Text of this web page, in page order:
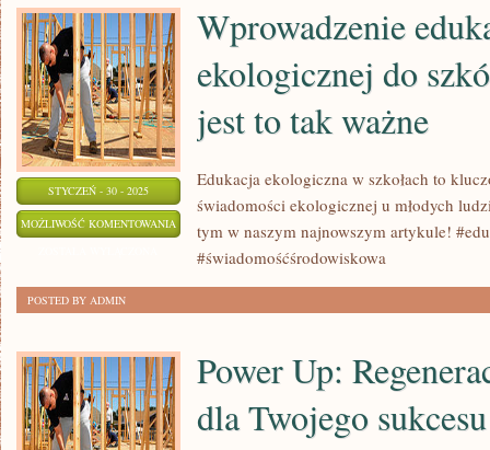
DOMU
STYCZEŃ - 30 - 2025
MOŻLIWOŚĆ KOMENTOWANIA
EDUKACJI
DLACZEGO
Wprowadzenie
ekologicznej do
jest to tak ważne
Edukacja ekologiczna w szkołach to
świadomości ekologicznej u młodych
tym w naszym najnowszym artykule!
#świadomośćśrodowiskowa
POSTED BY ADMIN
Power Up:
dla Twojego sukcesu